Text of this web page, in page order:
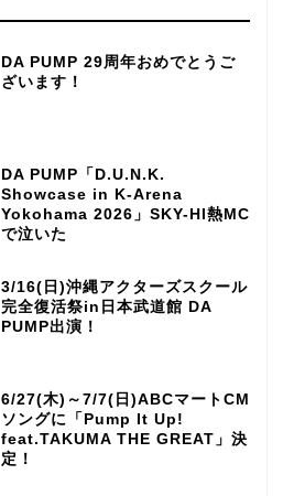
DA PUMP 29周年おめでとうご
ざいます！
DA PUMP「D.U.N.K.
Showcase in K-Arena
Yokohama 2026」SKY-HI熱MC
で泣いた
3/16(日)沖縄アクターズスクール
完全復活祭in日本武道館 DA
PUMP出演！
6/27(木)～7/7(日)ABCマートCM
ソングに「Pump It Up!
feat.TAKUMA THE GREAT」決
定！